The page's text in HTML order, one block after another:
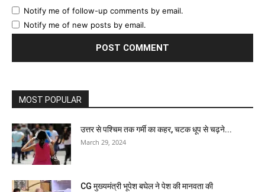
Notify me of follow-up comments by email.
Notify me of new posts by email.
MOST POPULAR
उत्तर से पश्चिम तक गर्मी का कहर, चटक धूप से चढ़ने...
March 29, 2024
CG मुख्यमंत्री भूपेश बघेल ने पेश की मानवता की